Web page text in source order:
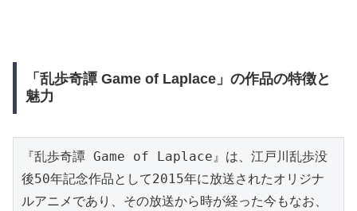
「乱歩奇譚 Game of Laplace」の作品の特徴と
魅力
『乱歩奇譚 Game of Laplace』は、江戸川乱歩没
後50年記念作品として2015年に放送されたオリジナ
ルアニメであり、その放送から時が経った今もなお、